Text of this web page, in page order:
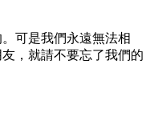
可是我們永遠無法相
，就請不要忘了我們的